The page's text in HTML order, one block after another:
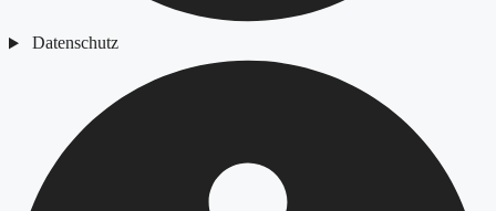
Datenschutz